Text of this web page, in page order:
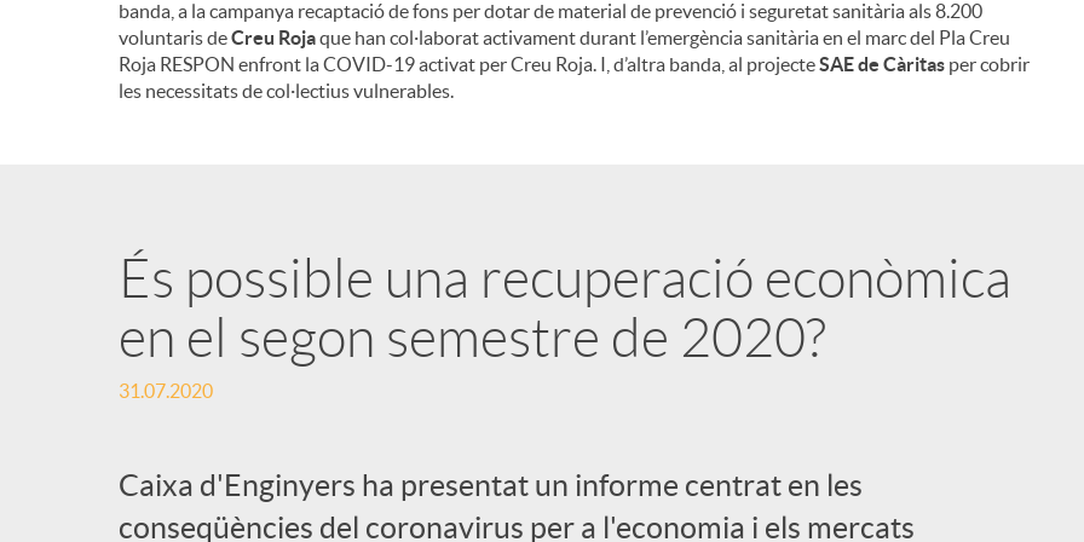
banda, a la campanya recaptació de fons per dotar de material de prevenció i seguretat sanitària als 8.200
voluntaris deCreu Rojaque han col·laborat activament durant l’emergència sanitària en el marc del Pla Creu
Roja RESPON enfront la COVID-19 activat per Creu Roja. I, d’altra banda, al projecteSAE de Càritas per cobrir
les necessitats de col·lectius vulnerables.
És possible una recuperació econòmica
en el segon semestre de 2020?
31.07.2020
Caixa d'Enginyers ha presentat un informe centrat en les
conseqüències del coronavirus per a l'economia i els mercats